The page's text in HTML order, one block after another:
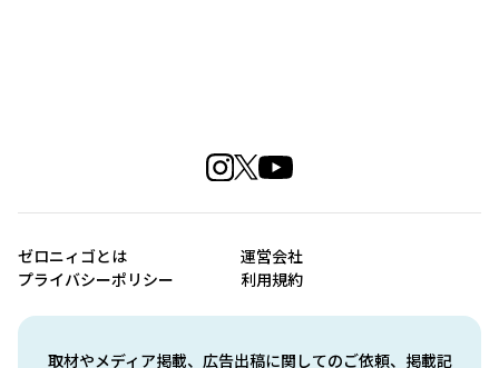
取材やメディア掲載、広告出稿に関してのご依頼、掲載記
ゼロニィゴとは
運営会社
プライバシーポリシー
利用規約